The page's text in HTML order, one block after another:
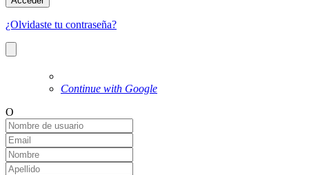
¿Olvidaste tu contraseña?
Continue with Google
O